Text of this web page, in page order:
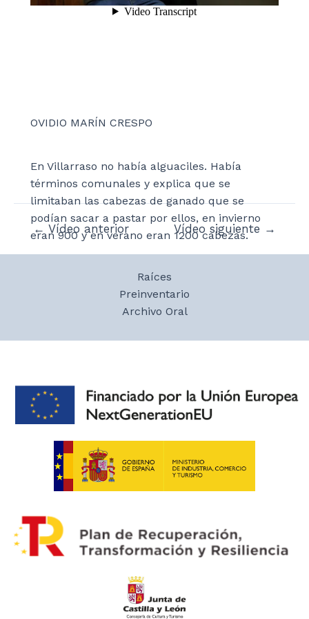
OVIDIO MARÍN CRESPO
En Villarraso no había alguaciles. Había
términos comunales y explica que se
limitaban las cabezas de ganado que se
podían sacar a pastar por ellos, en invierno
eran 900 y en verano eran 1200 cabezas.
Navegación
← Vídeo anterior Vídeo siguiente →
Raíces
Preinventario
Archivo Oral